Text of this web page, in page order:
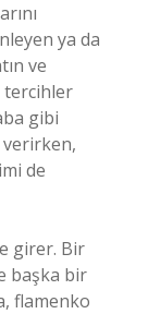
ya da
ve
tercihler
gibi
verirken,
de
girer. Bir
başka bir
flamenko